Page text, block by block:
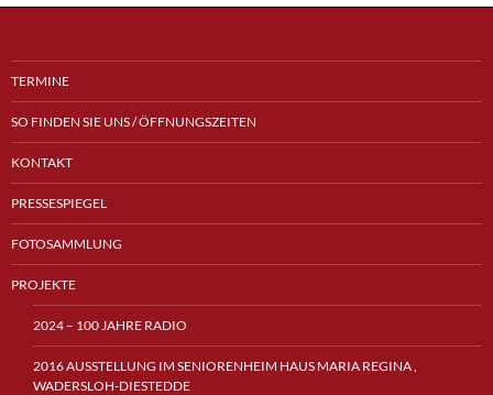
TERMINE
SO FINDEN SIE UNS / ÖFFNUNGSZEITEN
KONTAKT
PRESSESPIEGEL
FOTOSAMMLUNG
PROJEKTE
2024 – 100 JAHRE RADIO
2016 AUSSTELLUNG IM SENIORENHEIM HAUS MARIA REGINA ,
WADERSLOH-DIESTEDDE